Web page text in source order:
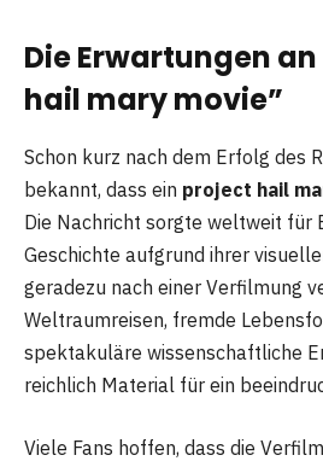
Die Erwartungen
hail mary movie”
Schon kurz nach dem Erfolg des
bekannt, dass ein project hail
Die Nachricht sorgte weltweit für
Geschichte aufgrund ihrer
geradezu nach einer Verfilmung
Weltraumreisen, fremde
spektakuläre wissenschaftliche
reichlich Material für ein
Viele Fans hoffen, dass die